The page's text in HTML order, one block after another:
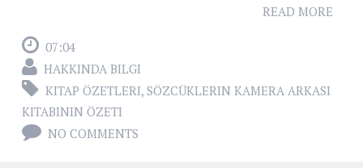
READ MORE
07:04
HAKKINDA BILGI
KITAP ÖZETLERI, SÖZCÜKLERIN KAMERA ARKASI
KITABININ ÖZETI
NO COMMENTS